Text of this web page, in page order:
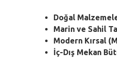
Doğal
Marin ve Sahil
Modern Kırsal
İç-Dış Mekan